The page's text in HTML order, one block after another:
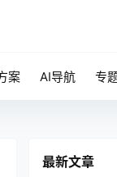
案 AI导航 专
最新文章